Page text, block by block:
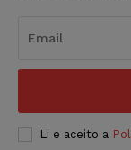
Li e aceito a